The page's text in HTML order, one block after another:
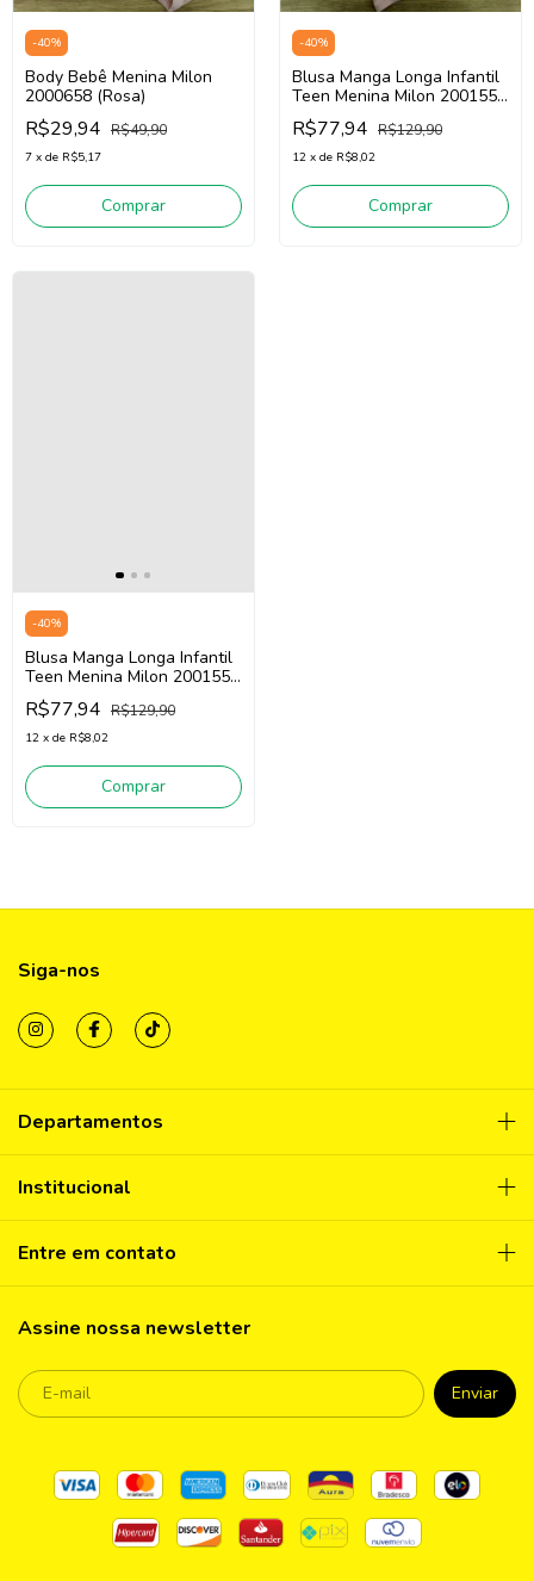
-40%
Body Bebê Menina Milon
2000658 (Rosa)
R$29,94 R$49,90
7 x de R$5,17
Comprar
-40%
Blusa Manga Longa Infantil
Teen Menina Milon 2001557
(Rosa)
R$77,94 R$129,90
12 x de R$8,02
Comprar
-40%
Blusa Manga Longa Infantil
Teen Menina Milon 2001557
(Vinho)
R$77,94 R$129,90
12 x de R$8,02
Comprar
Siga-nos
Departamentos
Institucional
Entre em contato
Assine nossa newsletter